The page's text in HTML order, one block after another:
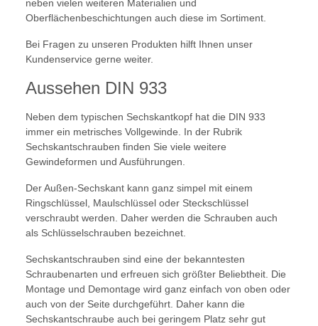
neben vielen weiteren Materialien und
Oberflächenbeschichtungen auch diese im Sortiment.
Bei Fragen zu unseren Produkten hilft Ihnen unser
Kundenservice gerne weiter.
Aussehen DIN 933
Neben dem typischen Sechskantkopf hat die DIN 933
immer ein metrisches Vollgewinde. In der Rubrik
Sechskantschrauben finden Sie viele weitere
Gewindeformen und Ausführungen.
Der Außen-Sechskant kann ganz simpel mit einem
Ringschlüssel, Maulschlüssel oder Steckschlüssel
verschraubt werden. Daher werden die Schrauben auch
als Schlüsselschrauben bezeichnet.
Sechskantschrauben sind eine der bekanntesten
Schraubenarten und erfreuen sich größter Beliebtheit. Die
Montage und Demontage wird ganz einfach von oben oder
auch von der Seite durchgeführt. Daher kann die
Sechskantschraube auch bei geringem Platz sehr gut